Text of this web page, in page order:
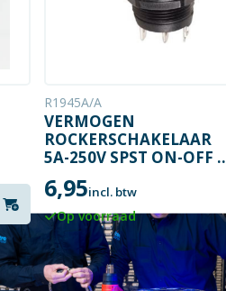
R1945A/A
VERMOGEN
ROCKERSCHAKELAAR
5A-250V SPST ON-OFF –
MET GROENE LED
6,95incl. btw
Op voorraad